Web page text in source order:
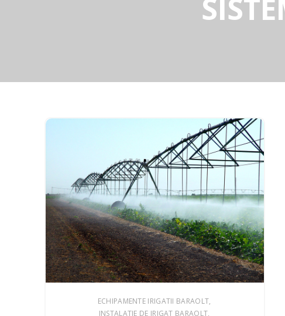
ECHIPAMENTE IRIGATII BARAOLT
INSTALATIE DE IRIGAT BARAOLT